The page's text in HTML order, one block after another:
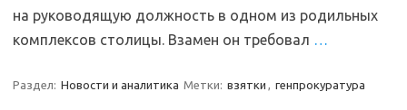
на руководящую должность в одном из родильных
комплексов столицы. Взамен он требовал …
Раздел: Новости и аналитика Метки: взятки , генпрокуратура